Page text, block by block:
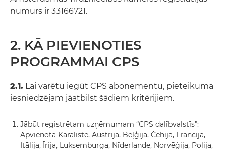
numurs ir 33166721.
2. KĀ PIEVIENOTIES
PROGRAMMAI CPS
2.1. Lai varētu iegūt CPS abonementu, pieteikuma
iesniedzējam jāatbilst šādiem kritērijiem.
Jābūt reģistrētam uzņēmumam “CPS dalībvalstīs”:
Apvienotā Karaliste, Austrija, Beļģija, Čehija, Francija,
Itālija, Īrija, Luksemburga, Nīderlande, Norvēģija, Polija,